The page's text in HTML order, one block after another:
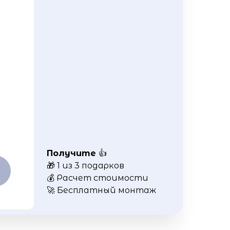
Получите 👍
🎁 1 из 3 подарков
💰 Расчет стоимости
🚀 Бесплатный монтаж